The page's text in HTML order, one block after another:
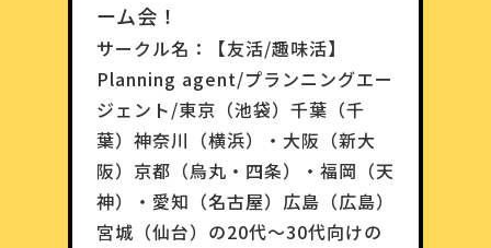
ーム会！
サークル名：
【友活/趣味活】
Planning agent/プランニングエー
ジェント/東京（池袋）千葉（千
葉）神奈川（横浜）・大阪（新大
阪）京都（烏丸・四条）・福岡（天
神）・愛知（名古屋）広島（広島）
宮城（仙台）の20代〜30代向けの